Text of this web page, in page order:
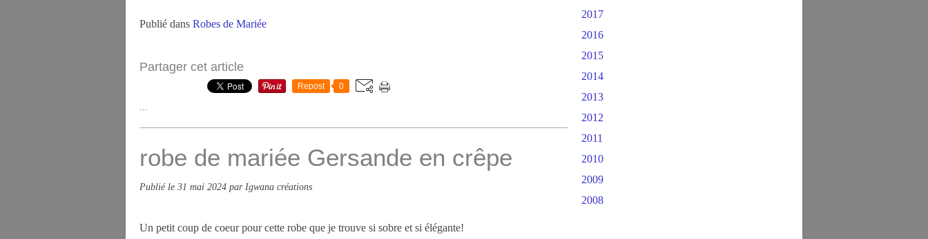
Publié dans Robes de Mariée
Partager cet article
Repost 0
robe de mariée Gersande en crêpe
Publié le 31 mai 2024 par Igwana créations
Un petit coup de coeur pour cette robe que je trouve si sobre et si élégante!
2017
2016
2015
2014
2013
2012
2011
2010
2009
2008